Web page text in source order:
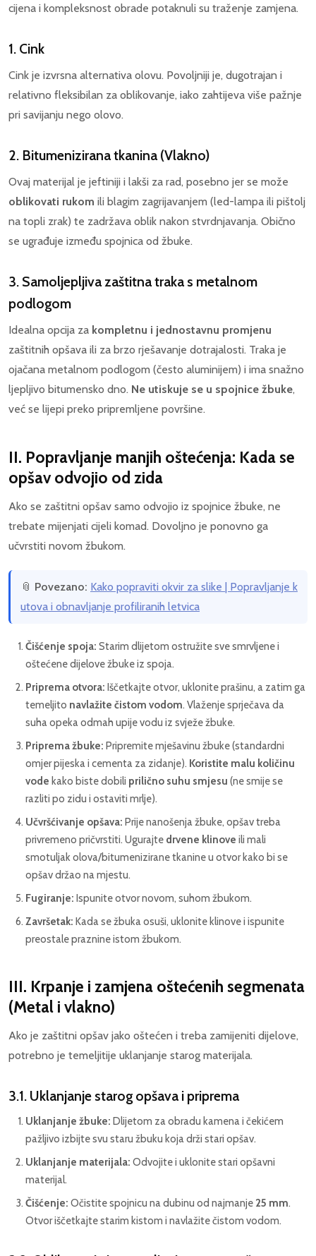
cijena i kompleksnost obrade potaknuli su traženje zamjena.
1. Cink
Cink je izvrsna alternativa olovu. Povoljniji je, dugotrajan i
relativno fleksibilan za oblikovanje, iako zahtijeva više pažnje
pri savijanju nego olovo.
2. Bitumenizirana tkanina (Vlakno)
Ovaj materijal je jeftiniji i lakši za rad, posebno jer se može
oblikovati rukom ili blagim zagrijavanjem (led-lampa ili pištolj
na topli zrak) te zadržava oblik nakon stvrdnjavanja. Obično
se ugrađuje između spojnica od žbuke.
3. Samoljepljiva zaštitna traka s metalnom
podlogom
Idealna opcija za kompletnu i jednostavnu promjenu
zaštitnih opšava ili za brzo rješavanje dotrajalosti. Traka je
ojačana metalnom podlogom (često aluminijem) i ima snažno
ljepljivo bitumensko dno. Ne utiskuje se u spojnice žbuke,
već se lijepi preko pripremljene površine.
II. Popravljanje manjih oštećenja: Kada se
opšav odvojio od zida
Ako se zaštitni opšav samo odvojio iz spojnice žbuke, ne
trebate mijenjati cijeli komad. Dovoljno je ponovno ga
učvrstiti novom žbukom.
📎 Povezano: Kako popraviti okvir za slike | Popravljanje k
utova i obnavljanje profiliranih letvica
Čišćenje spoja: Starim dlijetom ostružite sve smrvljene i
oštećene dijelove žbuke iz spoja.
Priprema otvora: Iščetkajte otvor, uklonite prašinu, a zatim ga
temeljito navlažite čistom vodom. Vlaženje sprječava da
suha opeka odmah upije vodu iz svježe žbuke.
Priprema žbuke: Pripremite mješavinu žbuke (standardni
omjer pijeska i cementa za zidanje). Koristite malu količinu
vode kako biste dobili prilično suhu smjesu (ne smije se
razliti po zidu i ostaviti mrlje).
Učvršćivanje opšava: Prije nanošenja žbuke, opšav treba
privremeno pričvrstiti. Ugurajte drvene klinove ili mali
smotuljak olova/bitumenizirane tkanine u otvor kako bi se
opšav držao na mjestu.
Fugiranje: Ispunite otvor novom, suhom žbukom.
Završetak: Kada se žbuka osuši, uklonite klinove i ispunite
preostale praznine istom žbukom.
III. Krpanje i zamjena oštećenih segmenata
(Metal i vlakno)
Ako je zaštitni opšav jako oštećen i treba zamijeniti dijelove,
potrebno je temeljitije uklanjanje starog materijala.
3.1. Uklanjanje starog opšava i priprema
Uklanjanje žbuke: Dlijetom za obradu kamena i čekićem
pažljivo izbijte svu staru žbuku koja drži stari opšav.
Uklanjanje materijala: Odvojite i uklonite stari opšavni
materijal.
Čišćenje: Očistite spojnicu na dubinu od najmanje 25 mm.
Otvor iščetkajte starim kistom i navlažite čistom vodom.